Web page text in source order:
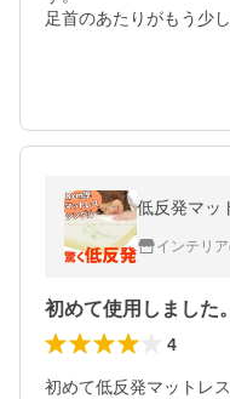
足首のあたりがもう少
低反発マッ
インテリ
初めて使用しました。
4
初めて低反発マットレ